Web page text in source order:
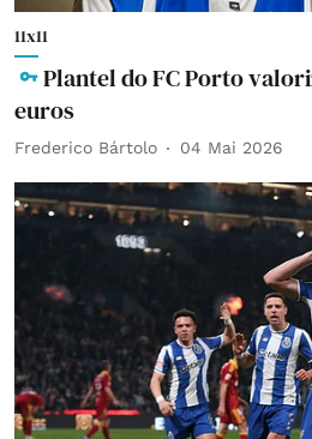
11x11
Plantel do FC Porto
euros
Frederico Bártolo 04 Mai 2026